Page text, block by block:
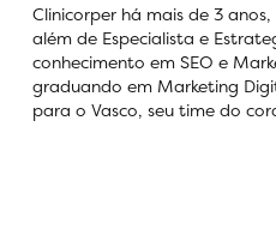
Clinicorper há mais de 3
além de Especialista e
conhecimento em SEO e
graduando em Marketing
para o Vasco, seu time do